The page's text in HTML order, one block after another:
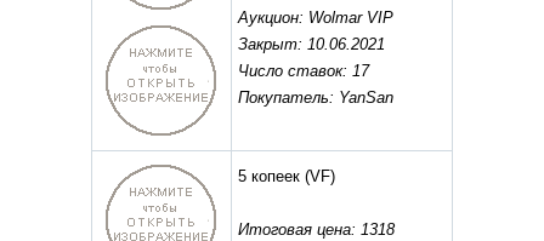
Аукцион: Wolmar VIP
Закрыт: 10.06.2021
Число ставок: 17
Покупатель: YanSan
5 копеек (VF)
Итоговая цена: 1318